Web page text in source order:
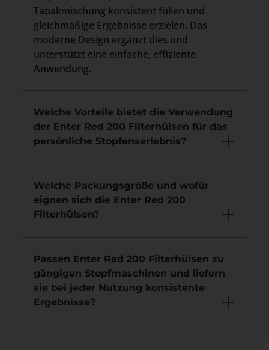
Tabakmischung konsistent füllen und
gleichmäßige Ergebnisse erzielen. Das
moderne Design ergänzt dies und
unterstützt eine einfache, effiziente
Anwendung.
Welche Vorteile bietet die Verwendung
der Enter Red 200 Filterhülsen für das
persönliche Stopfenserlebnis?
Welche Packungsgröße und wofür
eignen sich die Enter Red 200
Filterhülsen?
Passen Enter Red 200 Filterhülsen zu
gängigen Stopfmaschinen und liefern
sie bei jeder Nutzung konsistente
Ergebnisse?